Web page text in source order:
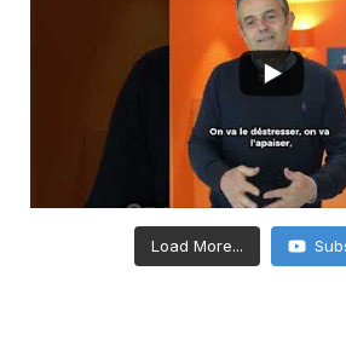
Load More...